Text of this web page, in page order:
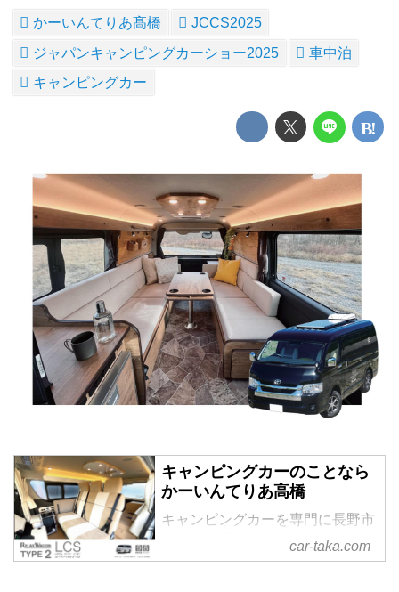
かーいんてりあ髙橋
JCCS2025
ジャパンキャンピングカーショー2025
車中泊
キャンピングカー
キャンピングカーのことなら
かーいんてりあ高橋
キャンピングカーを専門に長野市
で創業30周年を迎えた、かーいん
てりあ高橋のオフィシャルサイト
car-taka.com